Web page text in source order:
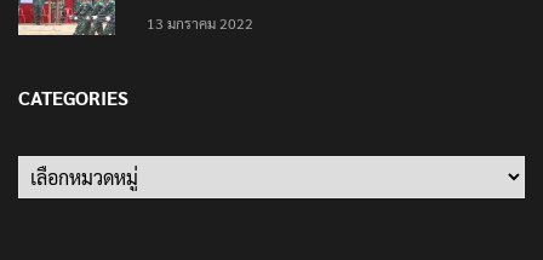
13 มกราคม 2022
CATEGORIES
Categories